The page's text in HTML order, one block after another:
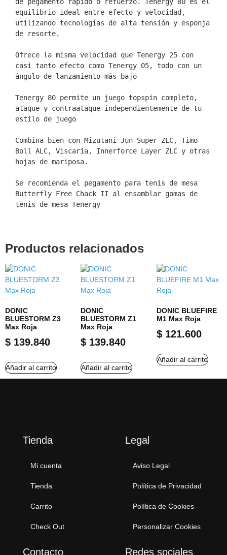
equilibrio ideal entre efecto y velocidad,
utilizando tecnologías de alta tensión y esponja
de resorte.
Ofrece la misma velocidad que Tenergy 25 con
casi tanto efecto como Tenergy 05, todo con un
ángulo de lanzamiento más bajo
Tenergy 80 permite un juego topspin completo,
ataque y contraataque independientemente de tu
estilo de juego
Combina bien con Mizutani Jun Super ZLC, Timo
Boll ALC, Viscaria, Innerforce Layer ZLC y otras
hojas de mariposa.
Se recomienda el pegamento para tenis de mesa
Butterfly Free Chack II al ensamblar gomas de
tenis de mesa Tenergy
Productos relacionados
DONIC
BLUESTORM Z3
Max Roja
$ 139.840
Añadir al carrito
DONIC
BLUESTORM Z1
Max Roja
$ 139.840
Añadir al carrito
DONIC BLUEFIRE
M1 Max Roja
$121.600
Añadir al carrito
Tienda
Mi cuenta
Tienda
Carrito
Check Out
Legal
Aviso Legal
Política de Privacidad
Política de Cookies
Personalizar Cookies
Contacto Redes sociales